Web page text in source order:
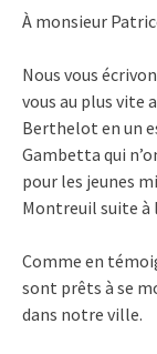
À monsieur
Nous vous
vous au plus vite
Berthelot en un
Gambetta qui
pour les jeunes
Montreuil suite à
Comme en
sont prêts à se
dans notre ville.